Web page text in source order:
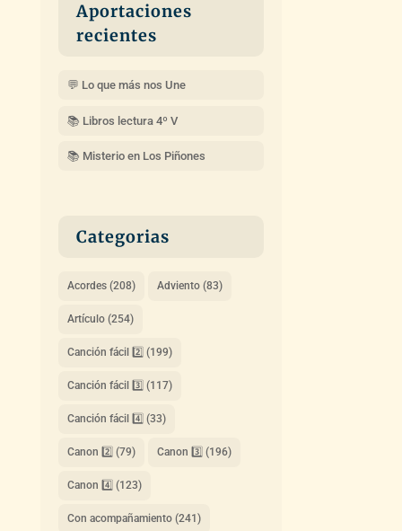
Aportaciones
recientes
💬 Lo que más nos Une
📚 Libros lectura 4º V
📚 Misterio en Los Piñones
Categorias
Acordes(208) Adviento(83)
Artículo(254)
Canción fácil 2️⃣ (199)
Canción fácil 3️⃣ (117)
Canción fácil 4️⃣ (33)
Canon 2️⃣ (79) Canon 3️⃣ (196)
Canon 4️⃣ (123)
Con acompañamiento(241)